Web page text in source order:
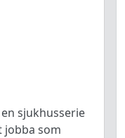
sjukhusserie
jobba som